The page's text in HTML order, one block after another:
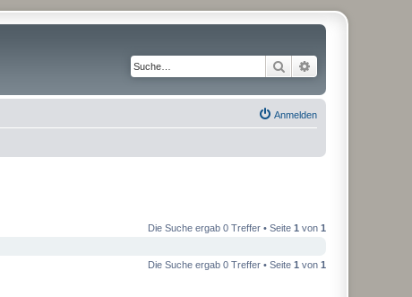
Suche
Anmelden
Die Suche ergab 0 Treffer • Seite 1 von 1
Die Suche ergab 0 Treffer • Seite 1 von 1